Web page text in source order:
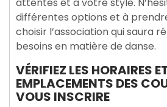
différentes options et à
choisir l’association qui saura
besoins en matière de danse.
VÉRIFIEZ LES HORAIRES
EMPLACEMENTS DES
VOUS INSCRIRE